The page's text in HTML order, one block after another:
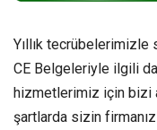
Yıllık
CE Belgeleriyle ilgili
hizmetlerimiz için bizi
şartlarda sizin